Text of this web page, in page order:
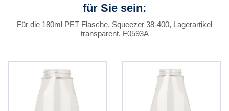
für Sie sein:
Für die 180ml PET Flasche, Squeezer 38-400, Lagerartikel
transparent, F0593A